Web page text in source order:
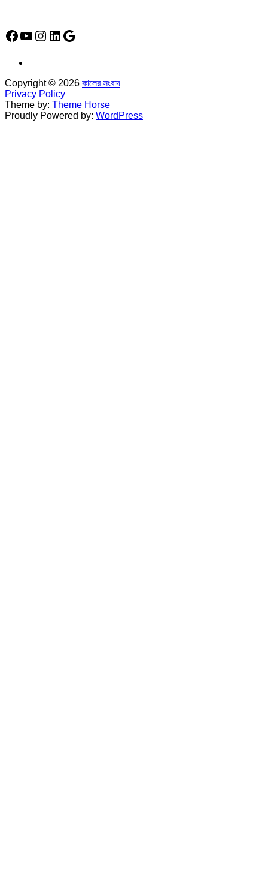
Facebook
YouTube
Instagram
LinkedIn
Google
Copyright © 2026 কালের সংবাদ
Privacy Policy
Theme by: Theme Horse
Proudly Powered by: WordPress